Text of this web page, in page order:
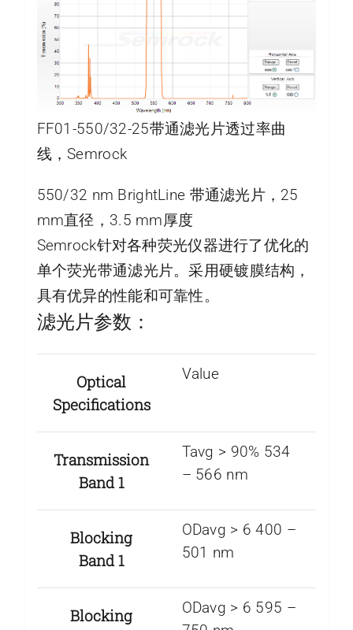
FF01-550/32-25带通滤光片透过率曲
线，Semrock
550/32 nm BrightLine 带通滤光片，25
mm直径，3.5 mm厚度
Semrock针对各种荧光仪器进行了优化的
单个荧光带通滤光片。采用硬镀膜结构，
具有优异的性能和可靠性。
滤光片参数：
Optical
Specifications
Value
Transmission
Band 1
Tavg > 90% 534
– 566 nm
Blocking
Band 1
ODavg > 6 400 –
501 nm
Blocking
ODavg > 6 595 –